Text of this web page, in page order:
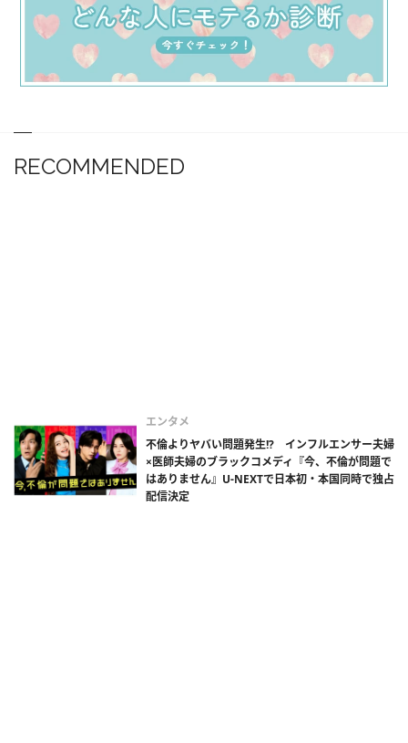
RECOMMENDED
エンタメ
不倫よりヤバい問題発生!? インフルエンサー夫婦
×医師夫婦のブラックコメディ『今、不倫が問題で
はありません』U-NEXTで日本初・本国同時で独占
配信決定